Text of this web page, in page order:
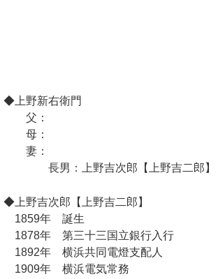
◆上野新右衛門
父：
母：
妻：
長男：上野吉次郎【上野吉二郎】
◆上野吉次郎【上野吉二郎】
1859年 誕生
1878年 第三十三国立銀行入行
1892年 横浜共同電燈支配人
1909年 横浜電気常務